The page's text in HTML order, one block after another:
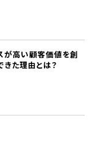
が高い顧客価値を創
きた理由とは？